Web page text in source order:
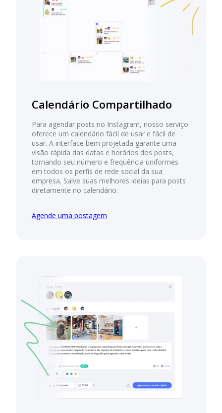
Calendário Compartilhado
Para agendar posts no Instagram, nosso serviço
oferece um calendário fácil de usar e fácil de
usar. A interface bem projetada garante uma
visão rápida das datas e horários dos posts,
tornando seu número e frequência uniformes
em todos os perfis de rede social da sua
empresa. Salve suas melhores ideias para posts
diretamente no calendário.
Agende uma postagem